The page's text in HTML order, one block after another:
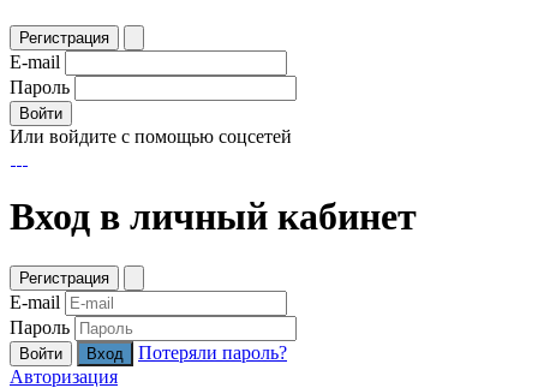
Регистрация
E-mail
Пароль
Войти
Или войдите с помощью соцсетей
Вход в личный кабинет
Регистрация
E-mail
Пароль
Войти
Потеряли пароль?
Авторизация